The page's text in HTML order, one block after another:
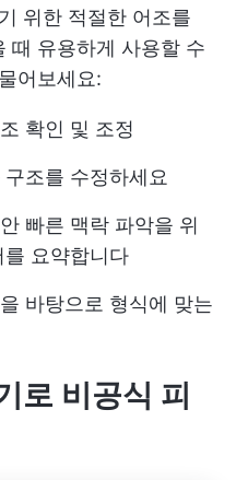
위한 적절한 어조를
때 유용하게 사용할 수
어보세요:
확인 및 조정
조를 수정하세요
빠른 맥락 파악을 위
요약합니다
바탕으로 형식에 맞는
로 비공식 피